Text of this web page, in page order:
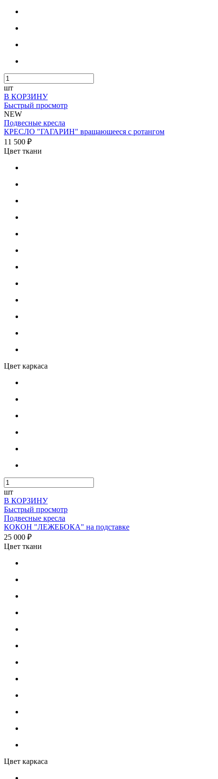
шт
В КОРЗИНУ
Быстрый просмотр
NEW
Подвесные кресла
КРЕСЛО "ГАГАРИН" вращаюшееся с ротангом
11 500 ₽
Цвет ткани
Цвет каркаса
шт
В КОРЗИНУ
Быстрый просмотр
Подвесные кресла
КОКОН "ЛЕЖЕБОКА" на подставке
25 000 ₽
Цвет ткани
Цвет каркаса